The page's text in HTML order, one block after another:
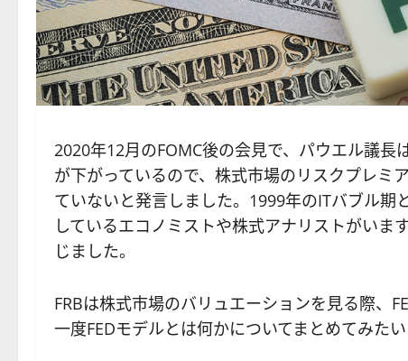
2020年12月のFOMC後の会見で、パウエル議
が下がっているので、株式市場のリスクプレミ
ていないと発言しました。1999年のITバブル期
しているエコノミストや株式アナリストがいま
じました。
FRBは株式市場のバリュエーションを見る際、
一度FEDモデルとは何かについてまとめてみたい